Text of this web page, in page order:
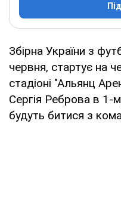
Збірна України з
червня, стартує на
стадіоні "Альянц
Сергія Реброва в 1-
будуть битися з